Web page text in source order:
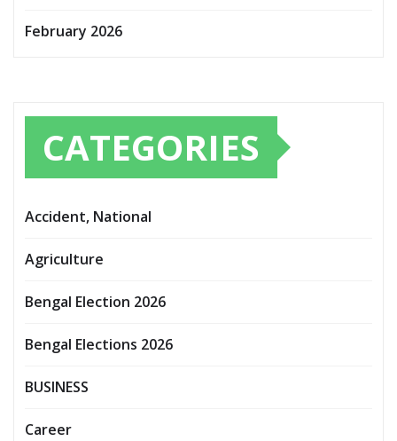
February 2026
CATEGORIES
Accident, National
Agriculture
Bengal Election 2026
Bengal Elections 2026
BUSINESS
Career